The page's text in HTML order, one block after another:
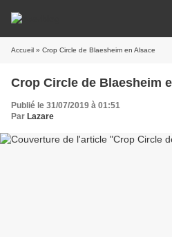
Accueil » Crop Circle de Blaesheim en Alsace
Crop Circle de Blaesheim
Publié le 31/07/2019 à 01:51
Par Lazare